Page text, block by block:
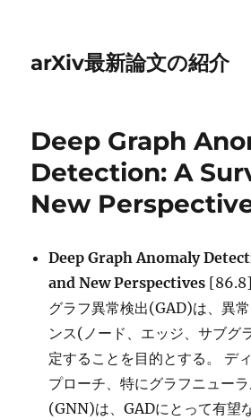
arXiv最新論文の紹介
Deep Graph
Detection: A
New
Deep Graph Anomaly
and New Perspectives [86.8]
グラフ異常検出(GAD)は、異
ンス(ノード、エッジ、サブグ
定することを目的とする。 デ
プローチ、特にグラフニュー
(GNN)は、GADにとって有望